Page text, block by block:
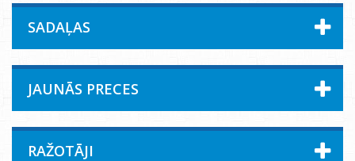
SADAĻAS
JAUNĀS PRECES
RAŽOTĀJI